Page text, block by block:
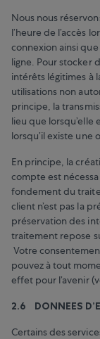
Nous nous
l’heure de l’accès
connexion ainsi
ligne. Pour stocker
intérêts légitimes à
utilisations non
principe, la
lieu que lorsqu’elle
lorsqu’il existe une
En principe, la
compte est
fondement du
client n’est pas la
préservation des
traitement repose
Votre
pouvez à tout
effet pour l’avenir
2.6 DONNEES
Certains des